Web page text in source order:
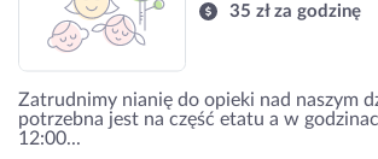
35 zł za godzinę
Zatrudnimy nianię do opieki nad naszym
potrzebna jest na część etatu a w
12:00...